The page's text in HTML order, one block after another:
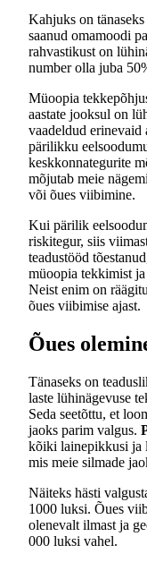
Kahjuks on tänaseks
saanud omamoodi
rahvastikust on
number olla juba
Müoopia
aastate jooksul on
vaadeldud erinevaid
pärilikku
keskkonnategurite
mõjutab meie
või õues viibimine.
Kui pärilik
riskitegur, siis
teadustööd
müoopia tekkimist
Neist enim on
õues viibimise ajast.
Õues
Tänaseks on
laste lühinägevuse
Seda seetõttu, et
jaoks parim valgus.
kõiki lainepikkusi ja
mis meie silmade
Näiteks hästi
1000 luksi. Õues
olenevalt ilmast ja
000 luksi vahel.